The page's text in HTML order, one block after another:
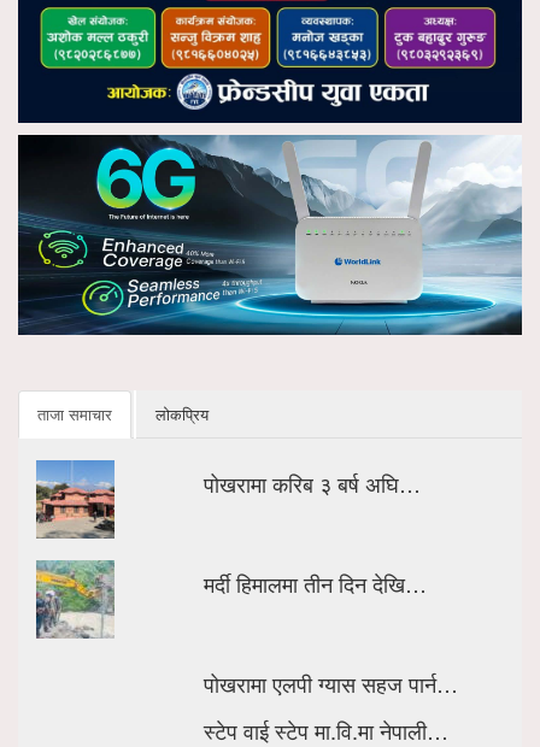
ताजा समाचार लोकप्रिय
पोखरामा करिब ३ बर्ष अघि…
मर्दी हिमालमा तीन दिन देखि…
पोखरामा एलपी ग्यास सहज पार्न…
स्टेप वाई स्टेप मा.वि.मा नेपाली…